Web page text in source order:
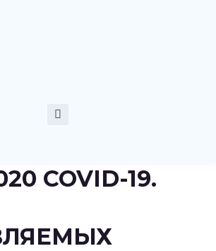
COVID-19.